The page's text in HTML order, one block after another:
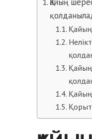
Қайың
Қайың